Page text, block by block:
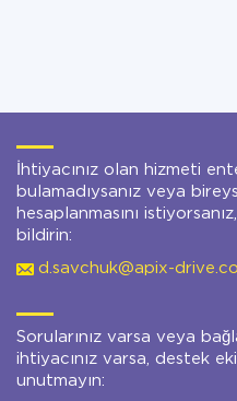
İhtiyacınız olan hizmeti
bulamadıysanız veya
hesaplanmasını
bildirin:
d.savchuk@apix-
Sorularınız varsa veya
ihtiyacınız varsa, destek
unutmayın: